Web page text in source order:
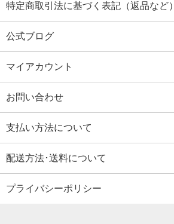
特定商取引法に基づく表記（返品など）
公式ブログ
マイアカウント
お問い合わせ
支払い方法について
配送方法･送料について
プライバシーポリシー